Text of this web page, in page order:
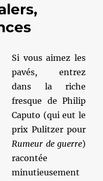
Si vous aimez les
pavés, entrez
dans la riche
fresque de Philip
Caputo (qui eut le
prix Pulitzer pour
Rumeur de guerre)
racontée
minutieusement